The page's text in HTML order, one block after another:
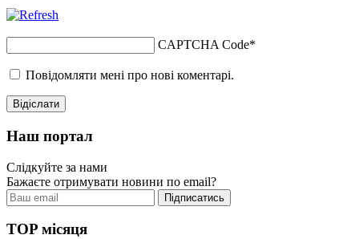
CAPTCHA Code*
Повідомляти мені про нові коментарі.
Наш портал
Слідкуйте за нами
Бажаєте отримувати новини по email?
TOP місяця